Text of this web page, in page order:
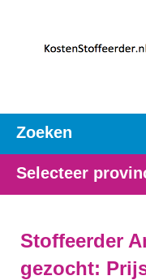
Zoeken
Selecteer
Stoffeerder
gezocht: